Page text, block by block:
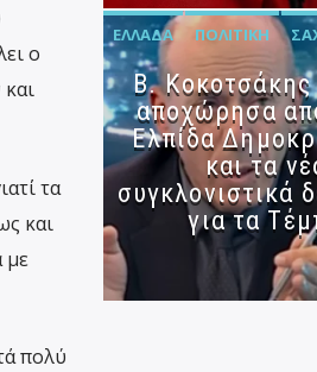
ο
τα
και
με
πολύ
ΕΛΛΆΔΑ ΠΟΛΙΤΙΚΉ
Β. Κοκοτσάκης
αποχώρησα
Ελπίδα
και τα
συγκλονιστικά
για τα